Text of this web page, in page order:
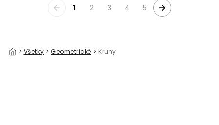
1 2 3 4 5
> Všetky > Geometrické > Kruhy